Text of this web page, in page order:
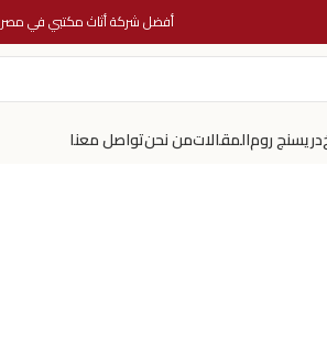
أفضل شركة أثاث مكتبي في مصر
دريسنج رومالمقالاتمن نحنتواصل معنا